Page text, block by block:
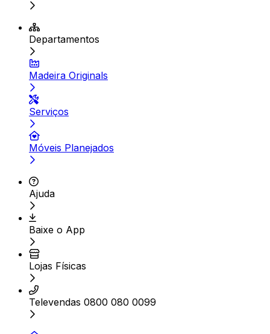
Departamentos
Madeira Originals
Serviços
Móveis Planejados
Ajuda
Baixe o App
Lojas Físicas
Televendas 0800 080 0099